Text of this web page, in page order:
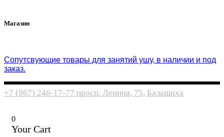
Магазин
Cопутсвующие товары для занятий ушу, в наличии и под
заказ.
+7 (967) 246-17-77 просп. Ленина, 75, Балашиха
0
Your Cart